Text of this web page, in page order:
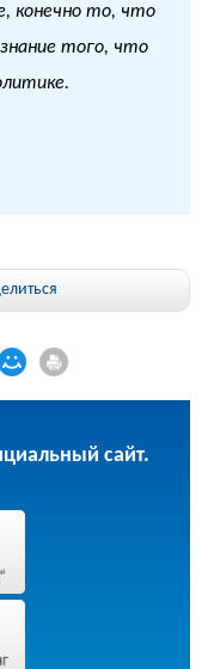
конечно то, что
того, что
сайт.